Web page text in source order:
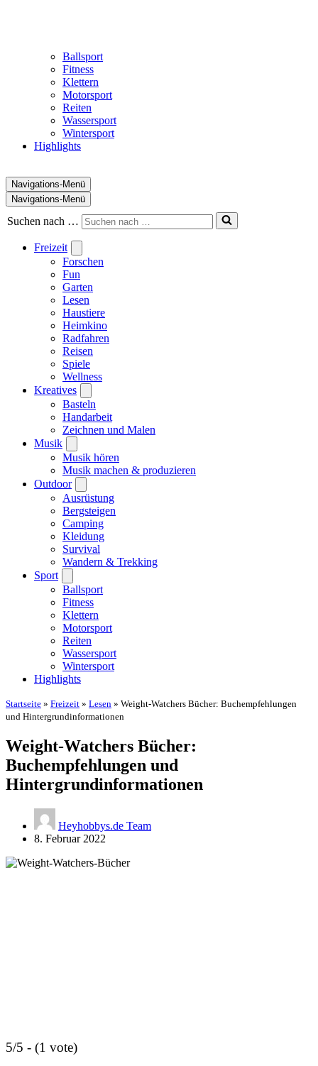
Ballsport
Fitness
Klettern
Motorsport
Reiten
Wassersport
Wintersport
Highlights
Navigations-Menü
Navigations-Menü
Suchen nach …
Freizeit
Forschen
Fun
Garten
Lesen
Haustiere
Heimkino
Radfahren
Reisen
Spiele
Wellness
Kreatives
Basteln
Handarbeit
Zeichnen und Malen
Musik
Musik hören
Musik machen & produzieren
Outdoor
Ausrüstung
Bergsteigen
Camping
Kleidung
Survival
Wandern & Trekking
Sport
Ballsport
Fitness
Klettern
Motorsport
Reiten
Wassersport
Wintersport
Highlights
Startseite » Freizeit » Lesen » Weight-Watchers Bücher: Buchempfehlungen
und Hintergrundinformationen
Weight-Watchers Bücher:
Buchempfehlungen und
Hintergrundinformationen
Heyhobbys.de Team
8. Februar 2022
5/5 - (1 vote)